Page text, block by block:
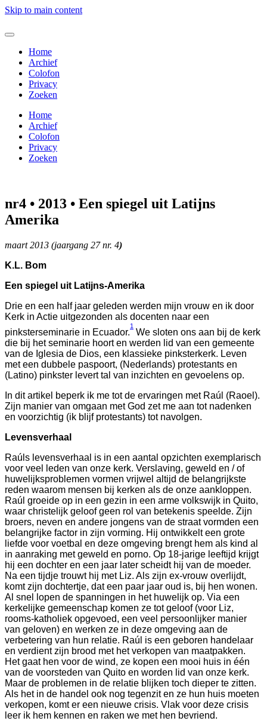
Skip to main content
Home
Archief
Colofon
Privacy
Zoeken
Home
Archief
Colofon
Privacy
Zoeken
nr4 • 2013 • Een spiegel uit Latijns
Amerika
maart 2013 (jaargang 27 nr. 4)
K.L. Bom
Een spiegel uit Latijns-Amerika
Drie en een half jaar geleden werden mijn vrouw en ik door
Kerk in Actie uitgezonden als docenten naar een
pinksterseminarie in Ecuador.
1
We sloten ons aan bij de kerk
die bij het seminarie hoort en werden lid van een gemeente
van de Iglesia de Dios, een klassieke pinksterkerk. Leven
met een dubbele paspoort, (Nederlands) protestants en
(Latino) pinkster levert tal van inzichten en gevoelens op.
In dit artikel beperk ik me tot de ervaringen met Raúl (Raoel).
Zijn manier van omgaan met God zet me aan tot nadenken
en voorzichtig (ik blijf protestants) tot navolgen.
Levensverhaal
Raúls levensverhaal is in een aantal opzichten exemplarisch
voor veel leden van onze kerk. Verslaving, geweld en / of
huwelijksproblemen vormen vrijwel altijd de belangrijkste
reden waarom mensen bij kerken als de onze aankloppen.
Raúl groeide op in een gezin in een arme volkswijk in Quito,
waar christelijk geloof geen rol van betekenis speelde. Zijn
broers, neven en andere jongens van de straat vormden een
belangrijke factor in zijn vorming. Hij ontwikkelt een grote
liefde voor voetbal en deze omgeving brengt hem als kind al
in aanraking met geweld en porno. Op 18-jarige leeftijd krijgt
hij een dochter en een jaar later scheidt hij van de moeder.
Na een tijdje trouwt hij met Liz. Als zijn ex-vrouw overlijdt,
komt zijn dochtertje, dat een paar jaar oud is, bij hen wonen.
Al snel lopen de spanningen in het huwelijk op. Via een
kerkelijke gemeenschap komen ze tot geloof (voor Liz,
rooms-katholiek opgevoed, een veel persoonlijker manier
van geloven) en werken ze in deze omgeving aan de
verbetering van hun relatie. Raúl is een geboren handelaar
en verdient zijn brood met het verkopen van maatpakken.
Het gaat hen voor de wind, ze kopen een mooi huis in één
van de voorsteden van Quito en worden lid van onze kerk.
Maar de problemen in de relatie blijken toch dieper te zitten.
Als het in de handel ook nog tegenzit en ze hun huis moeten
verkopen, komt er een nieuwe crisis. Vlak voor deze crisis
leer ik hem kennen en raken we met hen bevriend.